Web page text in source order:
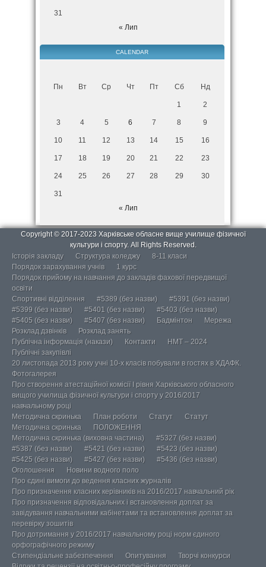
31
« Лип
CALENDAR
Пн Вт Ср Чт Пт Сб Нд
1 2
3 4 5 6 7 8 9
10 11 12 13 14 15 16
17 18 19 20 21 22 23
24 25 26 27 28 29 30
31
« Лип
Copyright © 2017-2023 Харківське обласне вище училище фізичної
культури і спорту. All Rights Reserved.
Історія закладу
Структура коледжу
8-11 класи
Порядок зарахування учнів
1 курс
Порядок прийому на навчання до закладів фахової передвищої
освіти
Спортивні відділення
#5389 (без назви)
#5391 (без назви)
#5399 (без назви)
#5401 (без назви)
#5403 (без назви)
#5405 (без назви)
#5407 (без назви) Бадмінтон
Мережа
Розклад дзвінків
Розклад занять
Публічна інформація (накази)
Контакти
НМТ – 2024
Публічні закупівлі
20 листопада 2013 року учні 10-х класів побували в гостях в ХДАФК.
Фотогалерея
Про створення атестаційної комісії І рівня Харківського обласного
вищого училища фізичної культури і спорту у 2016/2017
навчальному році
Методична скринька
План роботи Статут
Статут
Методична скринька
ПОЛОЖЕННЯ
Методична скринька (виховна частина)
#5327 (без назви)
#5387 (без назви)
#5421 (без назви)
#5423 (без назви)
#5425 (без назви)
#5427 (без назви)
#5436 (без назви)
Оголошення
Новини водного поло
Про єдині вимоги до ведення класних журналів
Про призначення класних керівників на 2016/2017 навчальний рік
Про призначення відповідальних і встановлення доплат за
завідування навчальними кабінетами та встановлення доплат за
перевірку зошитів
Про дотримання у 2016/2017 навчальному році норм єдиного
орфографічного режиму
Стипендіальне забезпечення
Опитування
Творчі конкурси